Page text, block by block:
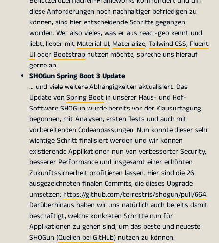
diese Anforderungen noch nachhaltiger befriedigen zu
können, sind hier entscheidende Schritte gegangen
worden. Wer also vieles, was er aus react-geo kennt und
liebt, lieber mit Material UI, Materialize, Tailwind CSS, Fluent
UIoder Bootstrap nutzen möchte, spreche uns hierauf
gerne an.
SHOGun Spring Boot 3 Update
… und viele weitere Abhängigkeiten aktualisiert. Das
Update von Spring Boot in unserer Haus- und Hof-
Software SHOGun wurde bereits vor der Klausurtagung
begonnen, mit Analysen, ersten Tests und auch mit
vorbereitenden Codeanpassungen. Nun konnte dieser sehr
wichtige Schritt finalisiert werden und wir können
existierende Applikationen nun von verbesserter Security,
besserer Performance und insgesamt einer erhöhten
Zukunftssicherheit profitieren lassen. Hier sind die 26
ausgezeichneten finalen Commits, die dieses Upgrade
umsetzen: https://github.com/terrestris/shogun/pull/664.
Darüberhinaus haben wir uns natürlich auch bereits damit
beschäftigt, welche konkreten Schritte nun für
Applikationen zu gehen sind, um das beste und neueste
SHOGun (Quellen bei GitHub) nutzen zu können.